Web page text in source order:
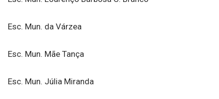
Esc. Mun. da Várzea
Esc. Mun. Mãe Tança
Esc. Mun. Júlia Miranda